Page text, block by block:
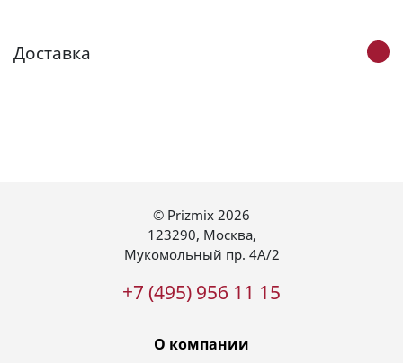
Доставка
© Prizmix 2026
123290, Москва,
Мукомольный пр. 4А/2
+7 (495) 956 11 15
О компании